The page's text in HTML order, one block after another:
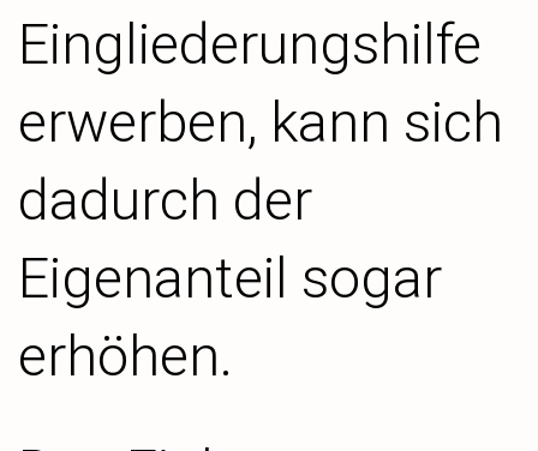
Eingliederungshilfe
erwerben, kann sich
dadurch der
Eigenanteil sogar
erhöhen.